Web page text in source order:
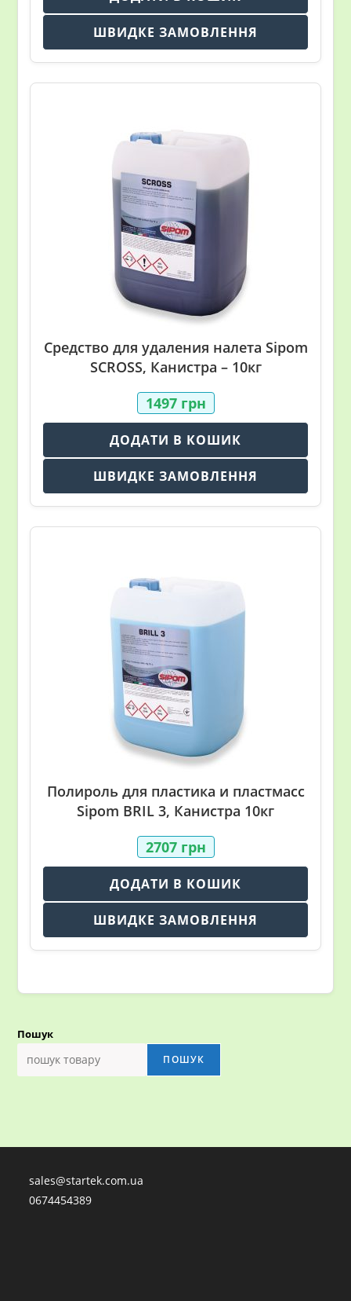
ШВИДКЕ ЗАМОВЛЕННЯ
Средство для удаления налета Sipom
SCROSS, Канистра – 10кг
1497 грн
ДОДАТИ В КОШИК
ШВИДКЕ ЗАМОВЛЕННЯ
Полироль для пластика и пластмасс
Sipom BRIL 3, Канистра 10кг
2707 грн
ДОДАТИ В КОШИК
ШВИДКЕ ЗАМОВЛЕННЯ
Пошук
ПОШУК
sales@startek.com.ua
0674454389